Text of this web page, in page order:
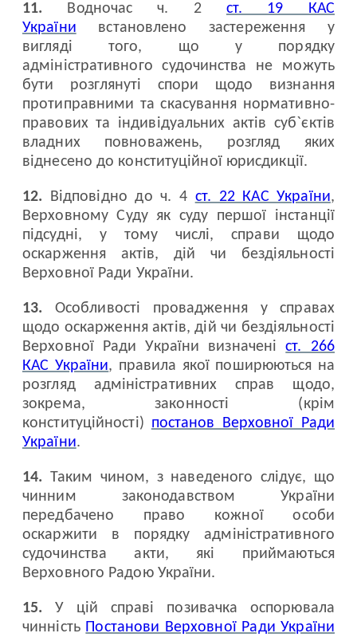
11. Водночас ч. 2 ст. 19 КАС
України встановлено застереження у
вигляді того, що у порядку
адміністративного судочинства не можуть
бути розглянуті спори щодо визнання
протиправними та скасування нормативно-
правових та індивідуальних актів суб`єктів
владних повноважень, розгляд яких
віднесено до конституційної юрисдикції.
12. Відповідно до ч. 4 ст. 22 КАС України,
Верховному Суду як суду першої інстанції
підсудні, у тому числі, справи щодо
оскарження актів, дій чи бездіяльності
Верховної Ради України.
13. Особливості провадження у справах
щодо оскарження актів, дій чи бездіяльності
Верховної Ради України визначеніст. 266
КАС України, правила якої поширюються на
розгляд адміністративних справ щодо,
зокрема, законності (крім
конституційності) постанов Верховної Ради
України.
14. Таким чином, з наведеного слідує, що
чинним законодавством України
передбачено право кожної особи
оскаржити в порядку адміністративного
судочинства акти, які приймаються
Верховного Радою України.
15.У цій справі позивачка оспорювала
чинність Постанови Верховної Ради України